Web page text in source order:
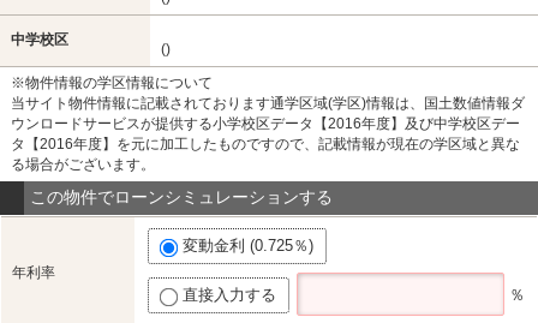
中学校区
()
※物件情報の学区情報について
当サイト物件情報に記載されております通学区域(学区)情報は、国土数値情報ダ
ウンロードサービスが提供する小学校区データ【2016年度】及び中学校区デー
タ【2016年度】を元に加工したものですので、記載情報が現在の学区域と異な
る場合がございます。
この物件でローンシミュレーションする
年利率
変動金利 (0.725％)
直接入力する ％